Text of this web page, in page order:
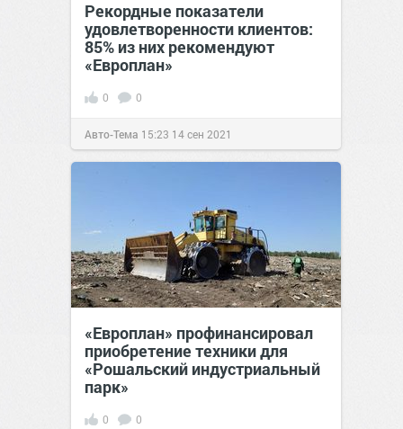
Рекордные показатели
удовлетворенности клиентов:
85% из них рекомендуют
«Европлан»
0 0
Авто-Тема 15:23 14 сен 2021
«Европлан» профинансировал
приобретение техники для
«Рошальский индустриальный
парк»
0 0